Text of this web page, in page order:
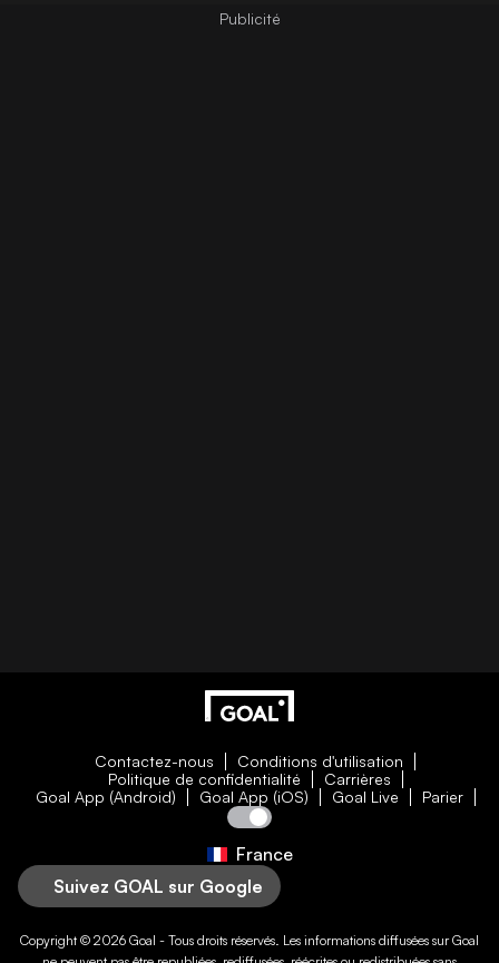
Contactez-nous
Conditions d'utilisation
Politique de confidentialité
Carrières
Goal App (Android)
Goal App (iOS) Goal Live Parier
France
Suivez GOAL sur Google
Copyright © 2026 Goal - Tous droits réservés. Les informations diffusées surGoal